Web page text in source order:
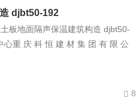
djbt50-192
地面隔声保温建筑构造 djbt50-
重 庆 科 恒 建 材 集 团 有 限 公
8